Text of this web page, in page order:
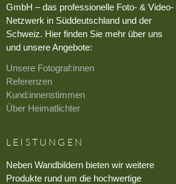
GmbH – das professionelle Foto- & Video-
Netzwerk in Süddeutschland und der
Schweiz. Hier finden Sie mehr über uns
und unsere Angebote:
Unsere Fotograf:innen
Referenzen
Kund:innenstimmen
Über Heimatlichter
LEISTUNGEN
Neben Wandbildern bieten wir weitere
Produkte rund um die hochwertige